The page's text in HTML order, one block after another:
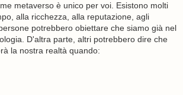
metaverso è unico per voi. Esistono molti
alla ricchezza, alla reputazione, agli
potrebbero obiettare che siamo già nel
D'altra parte, altri potrebbero dire che
la nostra realtà quando: